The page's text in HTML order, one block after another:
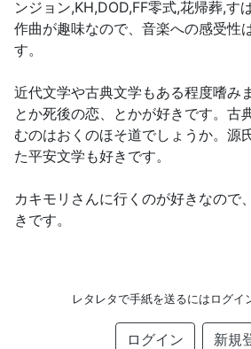
ンジョン,KH,DOD,FF零式,花帰葬,す
作曲が趣味なので、音楽への感受性
す。
近代文学や古典文学もある程度嗜み
とか死後の恋、とかが好きです。古
むのはおくのほそ道でしょうか。源
た平安文学も好きです。
カキモリさんに行くのが好きなので
きです。
レタレタで手紙を送るにはログイ
ログイン 新規